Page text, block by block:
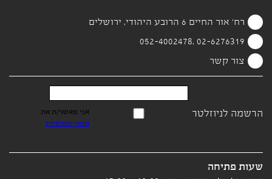
רח' אור החיים 6 הרובע היהודי, ירושלים
02-6276319 ,052-4002478
צור קשר
הרשמה לניוזלטר
אני מאשר/ת את
תנאי הפרטיות
שעות פתיחה